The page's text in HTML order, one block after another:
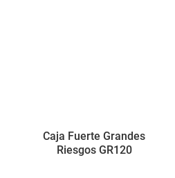
Caja Fuerte Grandes
Riesgos GR120